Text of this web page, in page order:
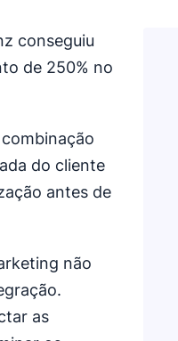
conseguiu
de 250% no
do cliente
antes de
não
as